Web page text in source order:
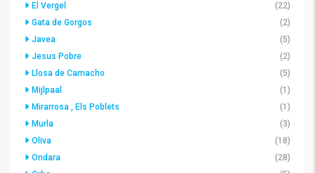
El Vergel
(22)
Gata de Gorgos
(2)
Javea
(5)
Jesus Pobre
(2)
Llosa de Camacho
(5)
Mijlpaal
(1)
Mirarrosa , Els Poblets
(1)
Murla
(3)
Oliva
(18)
Ondara
(28)